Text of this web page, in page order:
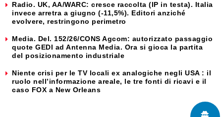
Radio. UK, AA/WARC: cresce raccolta (IP in testa). Italia
invece arretra a giugno (-11,5%). Editori anziché
evolvere, restringono perimetro
Media. Del. 152/26/CONS Agcom: autorizzato passaggio
quote GEDI ad Antenna Media. Ora si gioca la partita
del posizionamento industriale
Niente crisi per le TV locali ex analogiche negli USA : il
ruolo nell’informazione areale, le tre fonti di ricavi e il
caso FOX a New Orleans